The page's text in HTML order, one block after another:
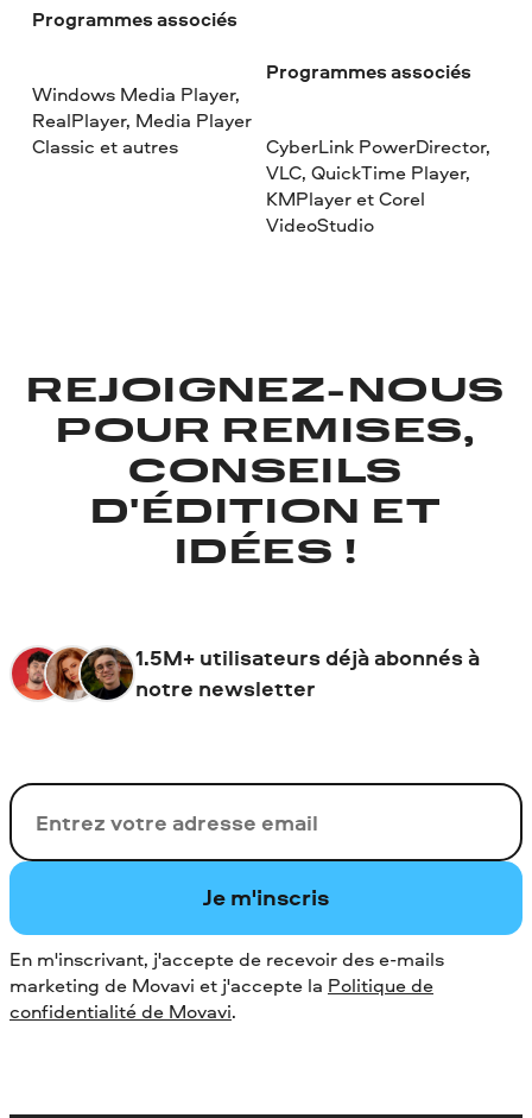
Programmes associés
Windows Media Player,
RealPlayer, Media Player
Classic et autres
Programmes associés
CyberLink PowerDirector,
VLC, QuickTime Player,
KMPlayer et Corel
VideoStudio
REJOIGNEZ-NOUS
POUR REMISES,
CONSEILS
D'ÉDITION ET
IDÉES !
1.5M+ utilisateurs déjà abonnés à
notre newsletter
Votre adresse de messagerie
Je m'inscris
En m'inscrivant, j'accepte de recevoir des e-mails
marketing de Movavi et j'accepte la Politique de
confidentialité de Movavi.